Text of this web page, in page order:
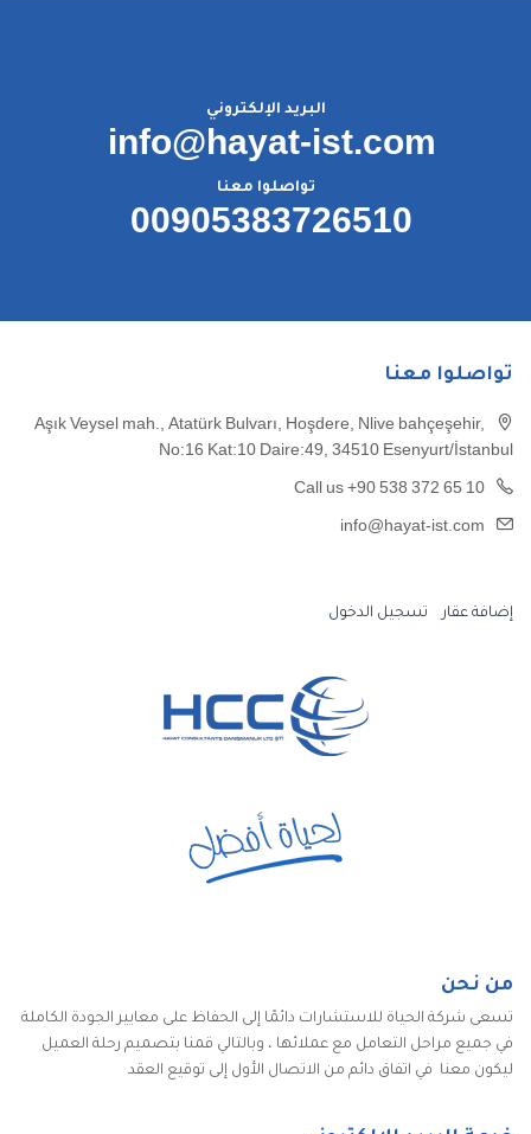
البريد الإلكتروني
info@hayat-ist.com
تواصلوا معنا
00905383726510
تواصلوا معنا
Aşık Veysel mah., Atatürk Bulvarı, Hoşdere, Nlive bahçeşehir,
No:16 Kat:10 Daire:49, 34510 Esenyurt/İstanbul
Call us +90 538 372 65 10
info@hayat-ist.com
إضافة عقار تسجيل الدخول
من نحن
تسعى شركة الحياة للاستشارات دائمًا إلى الحفاظ على معايير الجودة الكاملة
في جميع مراحل التعامل مع عملائها ، وبالتالي قمنا بتصميم رحلة العميل
ليكون معنا في اتفاق دائم من الاتصال الأول إلى توقيع العقد